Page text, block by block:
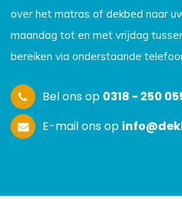
over het matras of dekbed naar
maandag tot en met vrijdag
bereiken via onderstaande
Bel ons op 0318 - 250
E-mail ons op